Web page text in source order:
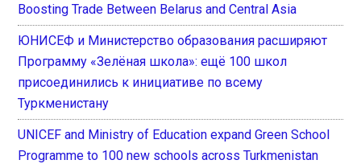
Boosting Trade Between Belarus and Central Asia
ЮНИСЕФ и Министерство образования расширяют
Программу «Зелёная школа»: ещё 100 школ
присоединились к инициативе по всему
Туркменистану
UNICEF and Ministry of Education expand Green School
Programme to 100 new schools across Turkmenistan